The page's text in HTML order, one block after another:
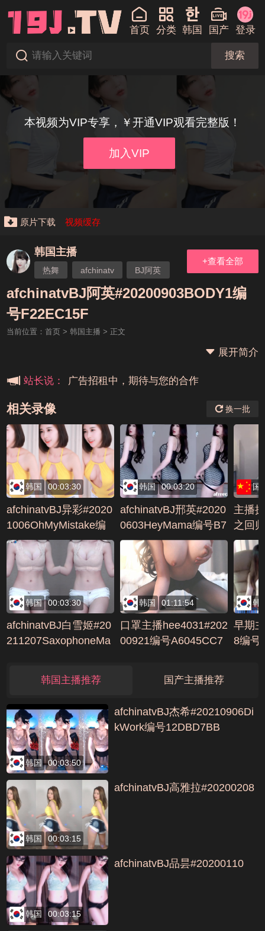
首页 分类 韩国 国产 登录
搜索
本视频为VIP专享，￥开通VIP观看完整版！
加入VIP
原片下载 视频缓存
韩国主播
热舞 afchinatv BJ阿英
+查看全部
afchinatvBJ阿英#20200903BODY1编
号F22EC15F
当前位置： 首页> 韩国主播 > 正文
展开简介
站长说： 广告招租中，期待与您的合作
相关录像 换一批
韩国 00:03:30
afchinatvBJ异彩#2020
1006OhMyMistake编
号1DD54740
韩国 00:03:20
afchinatvBJ邢英#2020
0603HeyMama编号B7
F8ABE
国
主播
之回
韩国 00:03:30
afchinatvBJ白雪姬#20
211207SaxophoneMa
韩国 01:11:54
口罩主播hee4031#202
00921编号A6045CC7
韩
早期
8编号
韩国主播推荐 国产主播推荐
韩国 00:03:50
afchinatvBJ杰希#20210906Di
kWork编号12DBD7BB
韩国 00:03:15
afchinatvBJ高雅拉#20200208
韩国 00:03:15
afchinatvBJ品昙#20200110